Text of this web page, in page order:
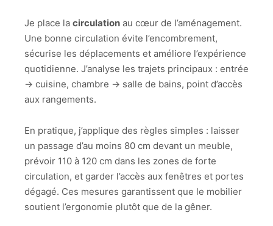
Je place la circulation au cœur de l’aménagement.
Une bonne circulation évite l’encombrement,
sécurise les déplacements et améliore l’expérience
quotidienne. J’analyse les trajets principaux : entrée
→ cuisine, chambre → salle de bains, point d’accès
aux rangements.
En pratique, j’applique des règles simples : laisser
un passage d’au moins 80 cm devant un meuble,
prévoir 110 à 120 cm dans les zones de forte
circulation, et garder l’accès aux fenêtres et portes
dégagé. Ces mesures garantissent que le mobilier
soutient l’ergonomie plutôt que de la gêner.